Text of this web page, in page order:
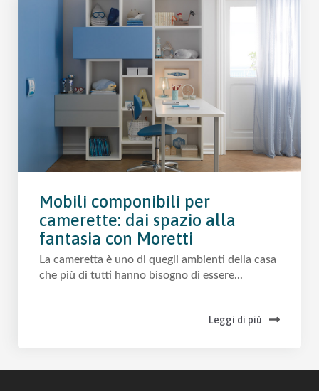
Mobili componibili per
camerette: dai spazio alla
fantasia con Moretti
La cameretta è uno di quegli ambienti della casa
che più di tutti hanno bisogno di essere...
Leggi di più